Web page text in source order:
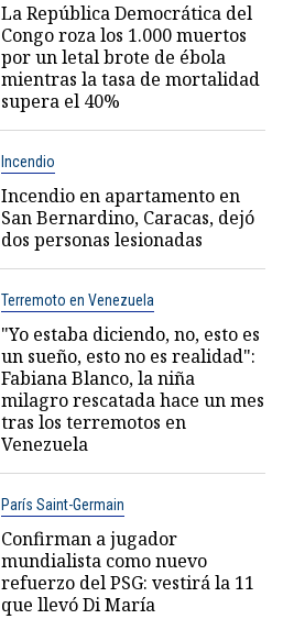
La República Democrática del
Congo roza los 1.000 muertos
por un letal brote de ébola
mientras la tasa de mortalidad
supera el 40%
Incendio
Incendio en apartamento en
San Bernardino, Caracas, dejó
dos personas lesionadas
Terremoto en Venezuela
"Yo estaba diciendo, no, esto es
un sueño, esto no es realidad":
Fabiana Blanco, la niña
milagro rescatada hace un mes
tras los terremotos en
Venezuela
París Saint-Germain
Confirman a jugador
mundialista como nuevo
refuerzo del PSG: vestirá la 11
que llevó Di María